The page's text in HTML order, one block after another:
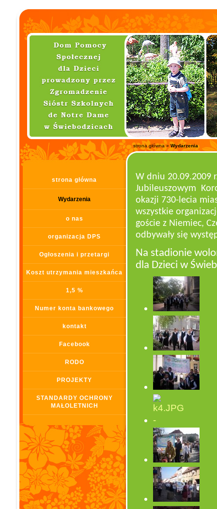
strona główna»Wydarzenia
strona główna
Wydarzenia
o nas
organizacja DPS
Ogłoszenia i przetargi
Koszt utrzymania mieszkańca
1,5 %
Numer konta bankowego
kontakt
Facebook
RODO
PROJEKTY
STANDARDY OCHRONY
MAŁOLETNICH
W dniu 20.09.2009
Jubileuszowym
okazji 730-lecia
wszystkie
goście z Niemiec,
odbywały się
Na stadionie
dla Dzieci w